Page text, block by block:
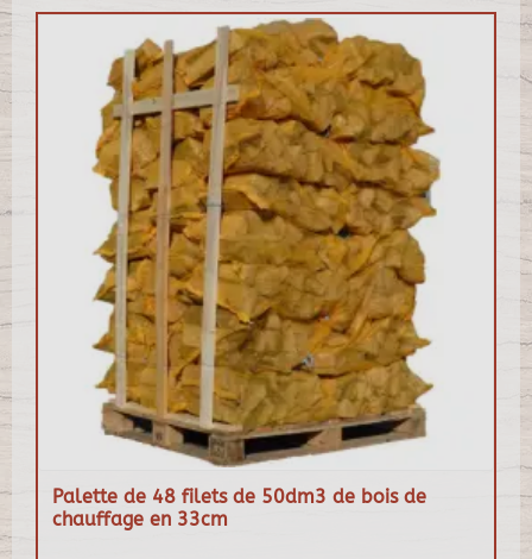
Palette de 48 filets de 50dm3 de bois de
chauffage en 33cm